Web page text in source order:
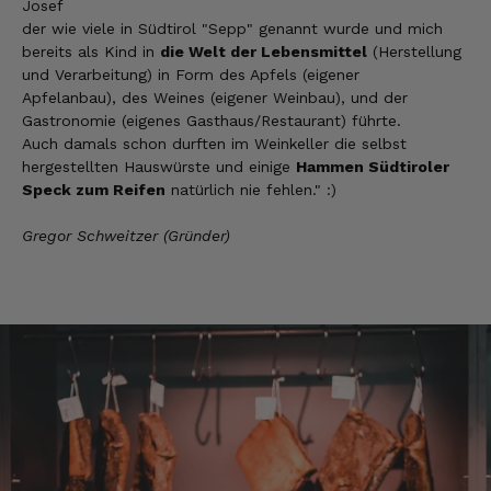
Josef
der wie viele in Südtirol "Sepp" genannt wurde und mich
bereits als Kind in die Welt der Lebensmittel (Herstellung
und Verarbeitung) in Form des Apfels (eigener
Apfelanbau), des Weines (eigener Weinbau), und der
Gastronomie (eigenes Gasthaus/Restaurant) führte.
Auch damals schon durften im Weinkeller die selbst
hergestellten Hauswürste und einige Hammen Südtiroler
Speck zum Reifen natürlich nie fehlen." :)
Gregor Schweitzer (Gründer)
Pakete. Bin Rentnerin und brauche nicht so
viel.
Ulrich
Verifizierter Kunde
Tolles Angebot, Qualität und Geschmack -
Verifizierter Kunde
Wünsche zu erfüllen !! Vielen Dank dafür!!
7.8.2026
Anonym